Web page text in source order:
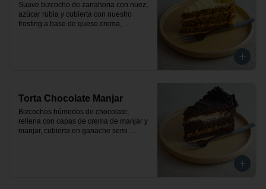
Suave bizcocho de zanahoria con nuez,
azúcar rubia y cubierta con nuestro
frosting a base de queso crema,
Torta Chocolate Manjar
Bizcochos húmedos de chocolate,
rellena con capas de crema de manjar y
manjar, cubierta en ganache semi